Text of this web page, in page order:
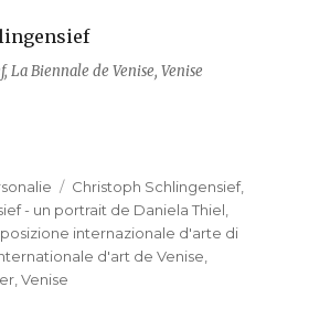
La Biennale de Venise, Venise
– un portrait de Daniela
Schlagwörter
Christoph Schlingensief,
- un portrait de Daniela Thiel
internazionale d'arte di
d'art de Venise
,Venise